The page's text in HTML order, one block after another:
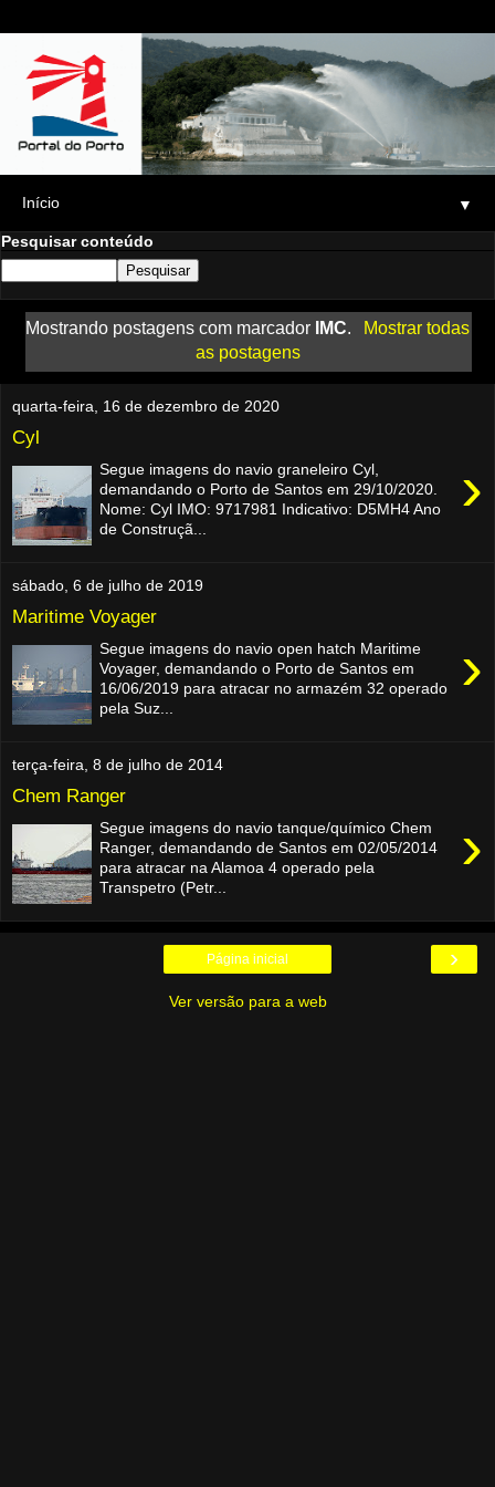
▼
Pesquisar conteúdo
Mostrando postagens com marcador IMC.
Mostrar todas
as postagens
quarta-feira, 16 de dezembro de 2020
Cyl
›
Segue imagens do navio graneleiro Cyl,
demandando o Porto de Santos em 29/10/2020.
Nome: Cyl IMO: 9717981 Indicativo: D5MH4 Ano
de Construçã...
sábado, 6 de julho de 2019
Maritime Voyager
›
Segue imagens do navio open hatch Maritime
Voyager, demandando o Porto de Santos em
16/06/2019 para atracar no armazém 32 operado
pela Suz...
terça-feira, 8 de julho de 2014
Chem Ranger
›
Segue imagens do navio tanque/químico Chem
Ranger, demandando de Santos em 02/05/2014
para atracar na Alamoa 4 operado pela
Transpetro (Petr...
›
Página inicial
Ver versão para a web